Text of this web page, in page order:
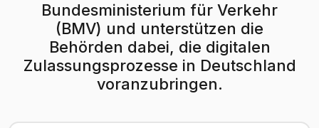
Bundesministerium für Verkehr
(BMV) und unterstützen die
Behörden dabei, die digitalen
Zulassungsprozesse in Deutschland
voranzubringen.